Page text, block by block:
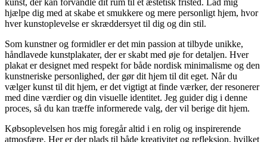
hjælpe dig med at skabe et smukkere og mere personligt hjem, hvor
hver kunstoplevelse er skræddersyet til dig og din stil.
Som kunstner og formidler er det min passion at tilbyde unikke,
håndlavede kunstplakater, der er skabt med øje for detaljen. Hver
plakat er designet med respekt for både nordisk minimalisme og den
kunstneriske personlighed, der gør dit hjem til dit eget. Når du
vælger kunst til dit hjem, er det vigtigt at finde værker, der resonerer
med dine værdier og din visuelle identitet. Jeg guider dig i denne
proces, så du kan træffe informerede valg, der vil berige dit hjem.
Købsoplevelsen hos mig foregår altid i en rolig og inspirerende
atmosfære. Her er der plads til både kreativitet og refleksion, hvilket